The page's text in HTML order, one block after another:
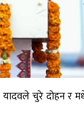
यादवले चुरे दोहन र